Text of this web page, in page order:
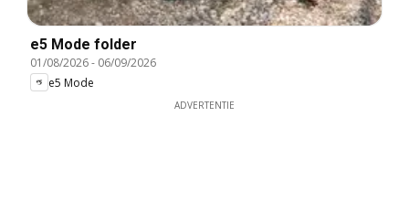
e5 Mode folder
01/08/2026- 06/09/2026
e5 Mode
ADVERTENTIE